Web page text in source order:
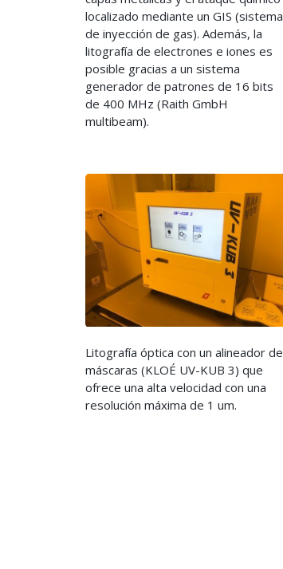
localizado mediante un GIS (sistema
de inyección de gas). Además, la
litografía de electrones e iones es
posible gracias a un sistema
generador de patrones de 16 bits
de 400 MHz (Raith GmbH
multibeam).
Litografía óptica con un alineador de
máscaras (KLOÉ UV-KUB 3) que
ofrece una alta velocidad con una
resolución máxima de 1 um.